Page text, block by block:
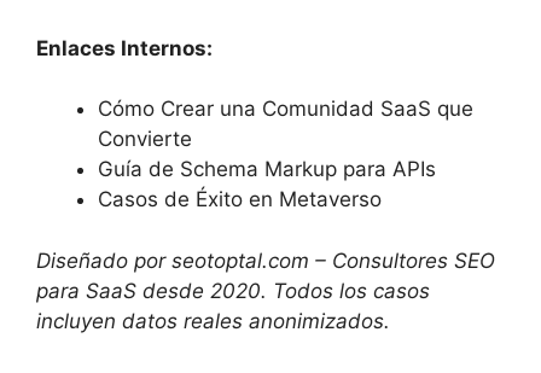
Enlaces Internos:
Cómo Crear una Comunidad SaaS que
Convierte
Guía de Schema Markup para APIs
Casos de Éxito en Metaverso
Diseñado por seotoptal.com – Consultores SEO
para SaaS desde 2020. Todos los casos
incluyen datos reales anonimizados.